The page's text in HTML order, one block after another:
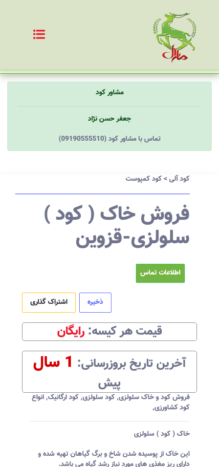
مشاور کود
جعفر حسن نژاد
(09190555510) تماس با مشاور کود
کود آلی>کود کمپوست
فروش خاک ( کود )
سلولزی-قزوین
اطلاعات تماس
ذخیره اشتراک گذاری
قیمت هرکیسه:‌رایگان
آخرین تاریخ بروزرسانی:‌ 1 سال
پیش
فروش کود و خاک سلولزی,کود سلولزی,کود ارگانیک,انواع
کود کشاورزی,
خاک ( کود ) سلولزی
این خاک از پوسیده شدن شاخ و برگ گیاهان تهیه شده و
دارای ریز مغذی های مورد نیاز رشد گیاه می باشد.